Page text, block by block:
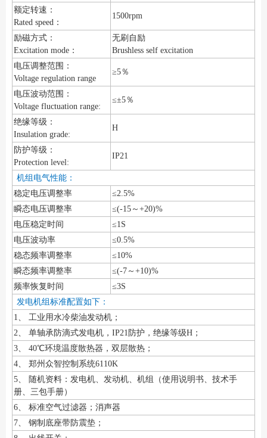
额定转速：
Rated speed：
1500rpm
励磁方式：
Excitation mode：
无刷自励
Brushless self excitation
电压调整范围：
Voltage regulation range
≥5％
电压波动范围：
Voltage fluctuation range:
≤±5％
绝缘等级：
Insulation grade:
H
防护等级：
Protection level:
IP21
机组电气性能：
稳定电压调整率
≤2.5%
瞬态电压调整率
≤(-15～+20)%
电压稳定时间
≤1S
电压波动率
≤0.5%
稳态频率调整率
≤10%
瞬态频率调整率
≤(-7～+10)%
频率恢复时间
≤3S
发电机组标准配置如下：
1、 工业用水冷柴油发动机；
2、 单轴承防滴式发电机，IP21防护，绝缘等级H；
3、 40℃环境温度散热器，双层散热；
4、 郑州众智控制系统6110K
5、 随机资料：发电机、发动机、机组（使用说明书、技术手
册、三包手册）
6、 标准空气过滤器；消声器
7、 钢制底座带防震垫；